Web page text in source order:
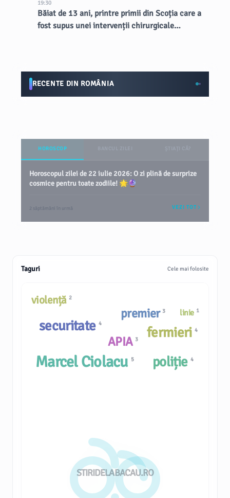
19:30
Băiat de 13 ani, printre primii din Scoția care a
fost supus unei intervenții chirurgicale
RECENTE DIN ROMÂNIA
HOROSCOP
Horoscopul zilei de 22 iulie 2026: O zi plină de surprize
cosmice pentru toate zodiile! 🌟🔮
2 săptămâni în urmă VEZI TOT
Taguri Cele mai folosite
STIRIDELABACAU.RO
poliție 4
Marcel Ciolacu 5
premier 3
violență 2
securitate 4
linie 1
fermieri 4
APIA 3